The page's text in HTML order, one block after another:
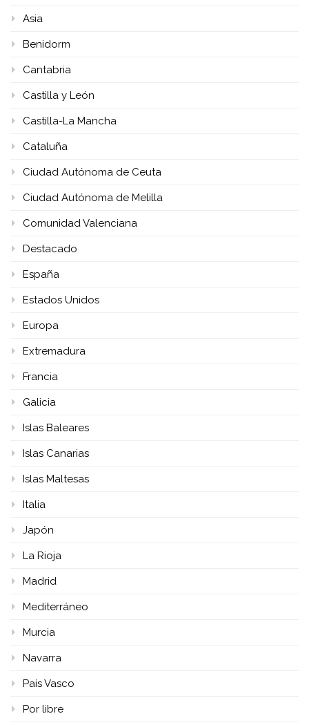
Asia
Benidorm
Cantabria
Castilla y León
Castilla-La Mancha
Cataluña
Ciudad Autónoma de Ceuta
Ciudad Autónoma de Melilla
Comunidad Valenciana
Destacado
España
Estados Unidos
Europa
Extremadura
Francia
Galicia
Islas Baleares
Islas Canarias
Islas Maltesas
Italia
Japón
La Rioja
Madrid
Mediterráneo
Murcia
Navarra
País Vasco
Por libre